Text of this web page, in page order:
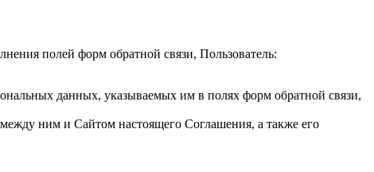
полей форм обратной связи, Пользователь:
данных, указываемых им в полях форм обратной связи,
ним и Сайтом настоящего Соглашения, а также его